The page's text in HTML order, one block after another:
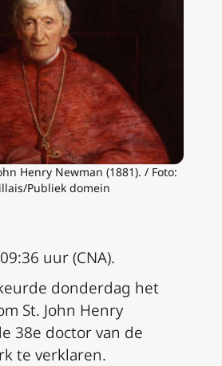
Henry Newman (1881). / Foto:
Publiek domein
uur (CNA).
donderdag het
St. John Henry
38e doctor van de
te verklaren.